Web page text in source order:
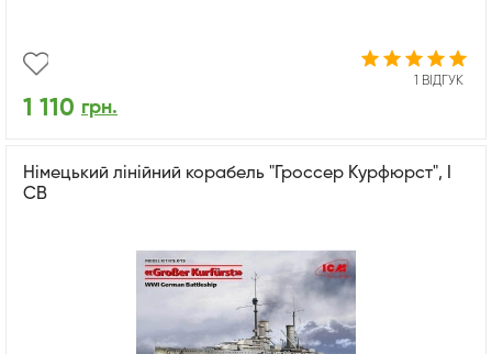
1 ВІДГУК
1 110 грн.
Німецький лінійний корабель "Гроссер Курфюрст", I
СВ